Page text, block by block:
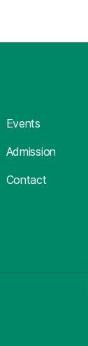
Events
Admission
Contact